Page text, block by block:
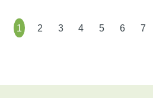
1 2 3 4 5 6 7